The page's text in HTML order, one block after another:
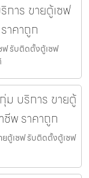
าร ขายตู้เซฟ
าคาถูก
ฟ รับติดตั้งตู้เซฟ
ม บริการ ขายตู้
พ ราคาถูก
ยตู้เซฟ รับติดตั้งตู้เซฟ